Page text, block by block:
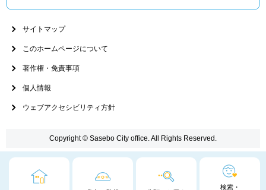
検索・
サイトマップ
このホームページについて
著作権・免責事項
個人情報
ウェブアクセシビリティ方針
Copyright © Sasebo City office. All Rights Reserved.